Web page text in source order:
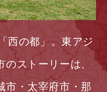
西の都」。東アジ
ストーリーは、
市・太宰府市・那